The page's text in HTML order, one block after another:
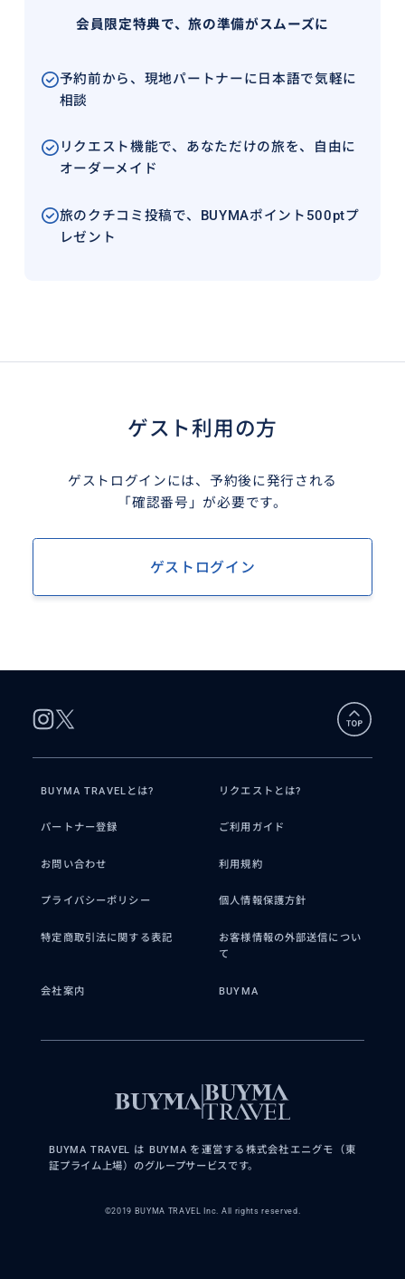
会員限定特典で、旅の準備がスムーズに
予約前から、現地パートナーに日本語で気軽に
相談
リクエスト機能で、あなただけの旅を、自由に
オーダーメイド
旅のクチコミ投稿で、BUYMAポイント500ptプ
レゼント
ゲスト利用の方
ゲストログインには、予約後に発行される
「確認番号」が必要です。
ゲストログイン
BUYMA TRAVELとは? リクエストとは?
パートナー登録 ご利用ガイド
お問い合わせ 利用規約
プライバシーポリシー 個人情報保護方針
特定商取引法に関する表記
お客様情報の外部送信につい
て
会社案内 BUYMA
BUYMA TRAVEL は BUYMA を運営する株式会社エニグモ（東
証プライム上場）のグループサービスです。
©2019 BUYMA TRAVEL Inc. All rights reserved.